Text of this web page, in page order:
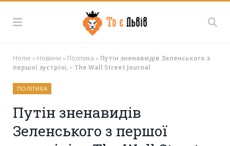
Home » Новини » Політика » Путін зненавидів Зеленського з
першої зустрічі, – The Wall Street Journal
ПОЛІТИКА
Путін зненавидів
Зеленського з першої